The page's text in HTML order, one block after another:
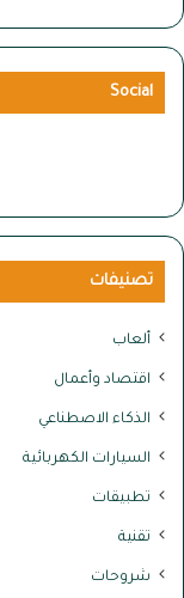
Social
تصنيفات
ألعاب
اقتصاد وأعمال
الذكاء الاصطناعي
السيارات الكهربائية
تطبيقات
تقنية
شروحات